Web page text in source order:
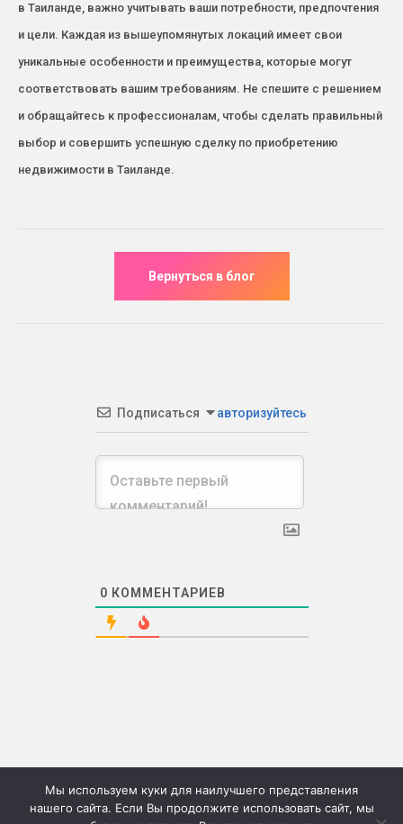
в Таиланде, важно учитывать ваши потребности, предпочтения
и цели. Каждая из вышеупомянутых локаций имеет свои
уникальные особенности и преимущества, которые могут
соответствовать вашим требованиям. Не спешите с решением
и обращайтесь к профессионалам, чтобы сделать правильный
выбор и совершить успешную сделку по приобретению
недвижимости в Таиланде.
Подписаться авторизуйтесь
0 КОММЕНТАРИЕВ
Мы используем куки для наилучшего представления
нашего сайта. Если Вы продолжите использовать сайт, мы